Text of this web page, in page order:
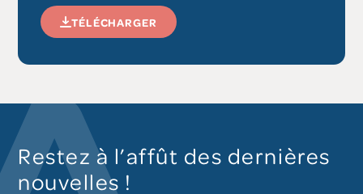
TÉLÉCHARGER
Restez à l’affût des dernières
nouvelles !